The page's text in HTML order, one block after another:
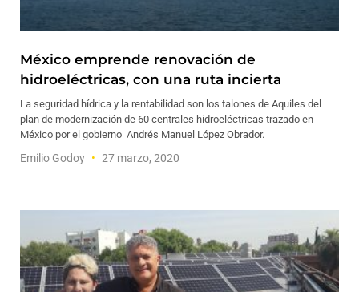
México emprende renovación de
hidroeléctricas, con una ruta incierta
La seguridad hídrica y la rentabilidad son los talones de Aquiles del
plan de modernización de 60 centrales hidroeléctricas trazado en
México por el gobierno Andrés Manuel López Obrador.
Emilio Godoy 27 marzo, 2020